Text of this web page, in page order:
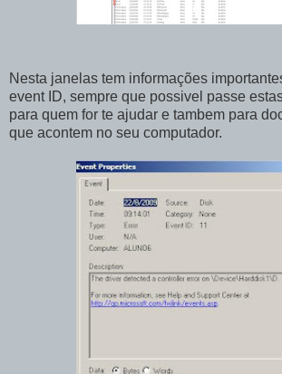
Nesta janelas tem informações
event ID, sempre que possivel passe
para quem for te ajudar e tambem para
que acontem no seu computador.